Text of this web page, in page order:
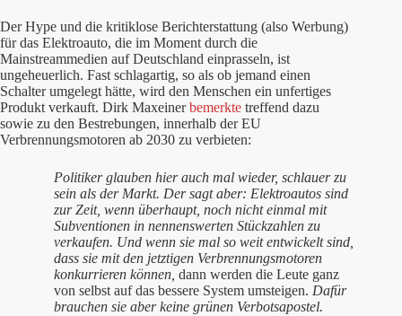
Der Hype und die kritiklose Berichterstattung (also Werbung)
für das Elektroauto, die im Moment durch die
Mainstreammedien auf Deutschland einprasseln, ist
ungeheuerlich. Fast schlagartig, so als ob jemand einen
Schalter umgelegt hätte, wird den Menschen ein unfertiges
Produkt verkauft. Dirk Maxeinerbemerkte treffend dazu
sowie zu den Bestrebungen, innerhalb der EU
Verbrennungsmotoren ab 2030 zu verbieten:
Politiker glauben hier auch mal wieder, schlauer zu
sein als der Markt. Der sagt aber: Elektroautos sind
zur Zeit, wenn überhaupt, noch nicht einmal mit
Subventionen in nennenswerten Stückzahlen zu
verkaufen. Und wenn sie mal so weit entwickelt sind,
dass sie mit den jetztigen Verbrennungsmotoren
konkurrieren können, dann werden die Leute ganz
von selbst auf das bessere System umsteigen. Dafür
brauchen sie aber keine grünen Verbotsapostel.